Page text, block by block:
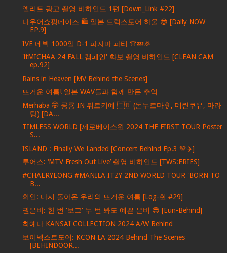
엘리트 광고 촬영 비하인드 1편 [Down_Link #22]
나우어쇼핑데이즈 🛍️ 일본 드럭스토어 하울 😎 [Daily NOW
EP.9]
IVE 데뷔 1000일 D-1 파자마 파티 👚💤🎉
'itMICHAA 24 FALL 캠페인' 화보 촬영 비하인드 [CLEAN CAM
ep.92]
Rains in Heaven [MV Behind the Scenes]
뜨거운 여름! 일본 WAV들과 함께 만든 추억
Merhaba 🤭 콩룡 IN 튀르키예 🇹🇷 (돈두르마🍦, 데린쿠유, 마라
탕) [DA...
TIMLESS WORLD [제로베이스원 2024 THE FIRST TOUR Poster
S...
ISLAND : Finally We Landed [Concert Behind Ep.3 💚✈️]
투어스: ‘MTV Fresh Out Live’ 촬영 비하인드 [TWS:ERIES]
#CHAERYEONG #MANILA ITZY 2ND WORLD TOUR 'BORN TO
B...
휘인: 다시 돌아온 우리의 뜨거운 여름 [Log-휜 #29]
권은비: 한 번 '보그' 두 번 봐도 예쁜 은비 😎 [Eun-Behind]
최예나 KANSAI COLLECTION 2024 A/W Behind
보이넥스트도어: KCON LA 2024 Behind The Scenes
[BEHINDOOR...